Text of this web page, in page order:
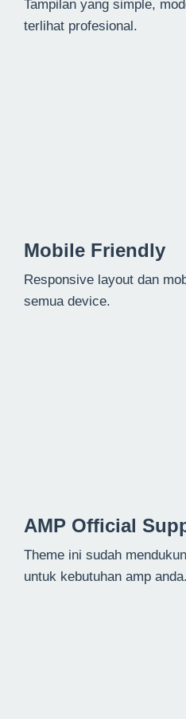
Tampilan yang simple,
terlihat profesional.
Mobile Friendly
Responsive layout dan
semua device.
AMP Official
Theme ini sudah
untuk kebutuhan amp anda.